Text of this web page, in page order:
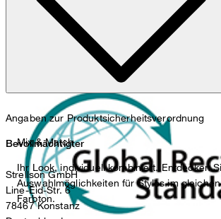
nicht bleichen
Angaben zur Produktsicherheitsverordnung
Bevollmächtigter
Strellson GmbH
Line-Eid-Str. 6
78467 Konstanz
Mix & Match
Ihr Look, individuell kombiniert. Entdecken
Auswahlmöglichkeiten für Styles im
Farbton.